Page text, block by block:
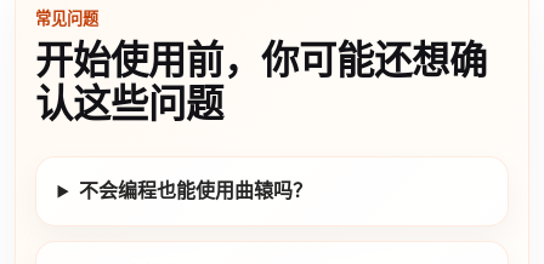
常见问题
开始使用前，你可能还想确
认这些问题
不会编程也能使用曲辕吗？